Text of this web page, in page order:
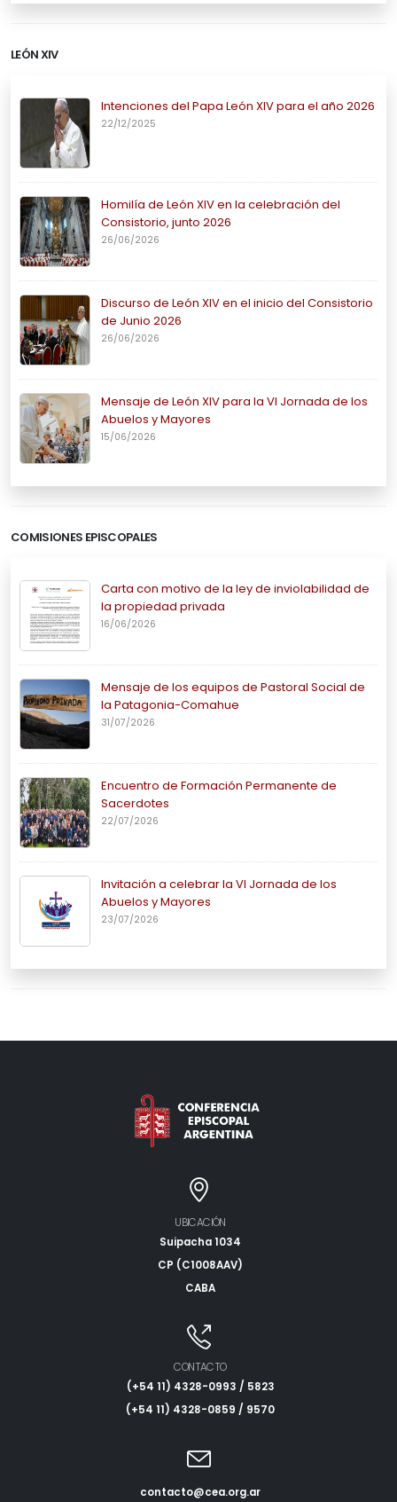
LEÓN XIV
Intenciones del Papa León XIV para el año 2026
22/12/2025
Homilía de León XIV en la celebración del
Consistorio, junto 2026
26/06/2026
Discurso de León XIV en el inicio del Consistorio
de Junio 2026
26/06/2026
Mensaje de León XIV para la VI Jornada de los
Abuelos y Mayores
15/06/2026
COMISIONES EPISCOPALES
Carta con motivo de la ley de inviolabilidad de
la propiedad privada
16/06/2026
Mensaje de los equipos de Pastoral Social de
la Patagonia-Comahue
31/07/2026
Encuentro de Formación Permanente de
Sacerdotes
22/07/2026
Invitación a celebrar la VI Jornada de los
Abuelos y Mayores
23/07/2026
UBICACIÓN
Suipacha 1034
CP (C1008AAV)
CABA
CONTACTO
(+54 11) 4328-0993 / 5823
(+54 11) 4328-0859 / 9570
contacto@cea.org.ar